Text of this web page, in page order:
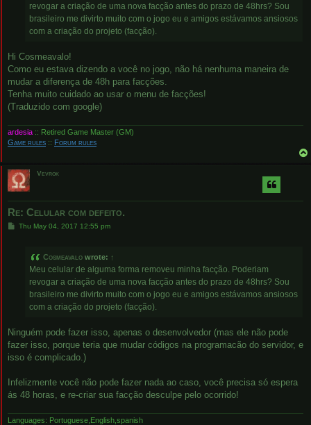
revogar a criação de uma nova facção antes do prazo de 48hrs? Sou
brasileiro me divirto muito com o jogo eu e amigos estávamos ansiosos
com a criação do projeto (facção).
Hi Cosmeavalo!
Como eu estava dizendo a você no jogo, não há nenhuma maneira de
mudar a diferença de 48h para facções.
Tenha muito cuidado ao usar o menu de facções!
(Traduzido com google)
ardesia :: Retired Game Master (GM)
Game rules :: Forum rules
Vevrok
Re: Celular com defeito.
PThu May 04, 2017 12:55 pm
Cosmeavalo wrote: ↑
Meu celular de alguma forma removeu minha facção. Poderiam
revogar a criação de uma nova facção antes do prazo de 48hrs? Sou
brasileiro me divirto muito com o jogo eu e amigos estávamos ansiosos
com a criação do projeto (facção).
Ninguém pode fazer isso, apenas o desenvolvedor (mas ele não pode
fazer isso, porque teria que mudar códigos na programacão do servidor, e
isso é complicado.)
Infelizmente você não pode fazer nada ao caso, você precisa só espera
ás 48 horas, e re-criar sua facção desculpe pelo ocorrido!
Languages: Portuguese,English,spanish